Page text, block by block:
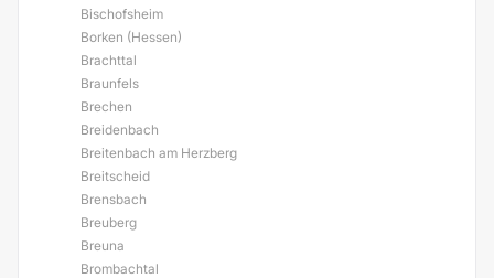
Bischofsheim
Borken (Hessen)
Brachttal
Braunfels
Brechen
Breidenbach
Breitenbach am Herzberg
Breitscheid
Brensbach
Breuberg
Breuna
Brombachtal